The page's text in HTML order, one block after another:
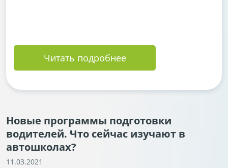
Читать подробнее
Новые программы подготовки
водителей. Что сейчас изучают в
автошколах?
11.03.2021